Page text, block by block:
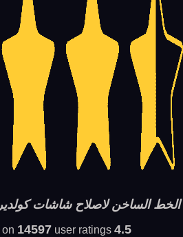
الخط الساخن لاصلاح شاشات
4.5
out of
14597user ratings.